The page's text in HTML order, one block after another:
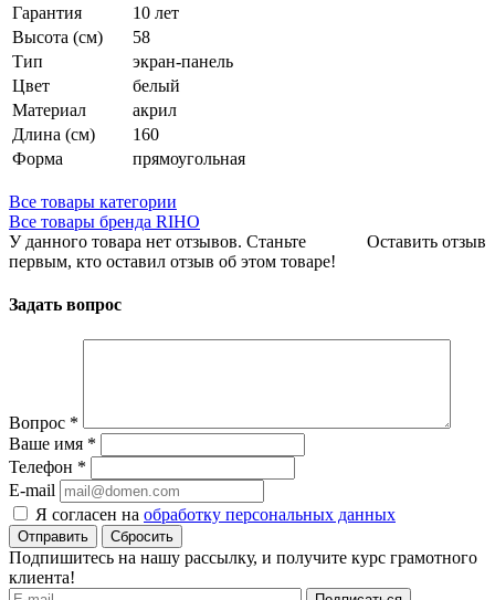
Гарантия
10 лет
Высота (см)
58
Тип
экран-панель
Цвет
белый
Материал
акрил
Длина (см)
160
Форма
прямоугольная
Все товары категории
Все товары бренда RIHO
Оставить отзыв
У данного товара нет отзывов. Станьте
первым, кто оставил отзыв об этом товаре!
Задать вопрос
Вопрос *
Ваше имя *
Телефон *
E-mail
Я согласен на обработку персональных данных
Сбросить
Подпишитесь на нашу рассылку, и получите курс грамотного
клиента!